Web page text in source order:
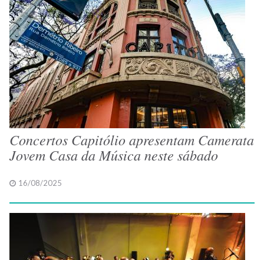
Concertos Capitólio apresentam Camerata
Jovem Casa da Música neste sábado
16/08/2025